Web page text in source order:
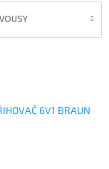
VOUSY
6V1 BRAUN